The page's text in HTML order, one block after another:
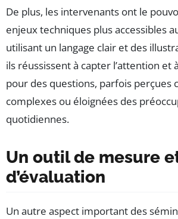
De plus, les intervenants ont le
enjeux techniques plus accessibles
utilisant un langage clair et des
ils réussissent à capter l’attention et
pour des questions, parfois perçues
complexes ou éloignées des
quotidiennes.
Un outil de mesure
d’évaluation
Un autre aspect important des